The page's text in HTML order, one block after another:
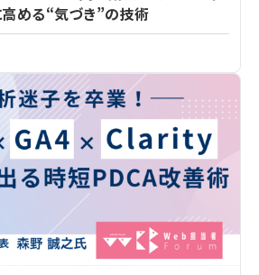
める“気づき”の技術